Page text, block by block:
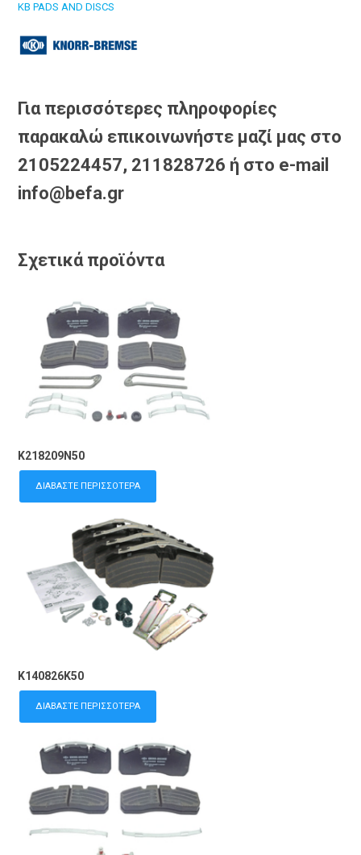
KB PADS AND DISCS
Για περισσότερες πληροφορίες
παρακαλώ επικοινωνήστε μαζί μας στο
2105224457, 211828726 ή στο e-mail
info@befa.gr
Σχετικά προϊόντα
K218209N50
ΔΙΑΒΆΣΤΕ ΠΕΡΙΣΣΌΤΕΡΑ
K140826K50
ΔΙΑΒΆΣΤΕ ΠΕΡΙΣΣΌΤΕΡΑ